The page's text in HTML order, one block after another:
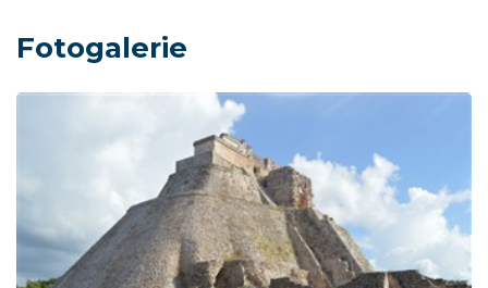
Fotogalerie